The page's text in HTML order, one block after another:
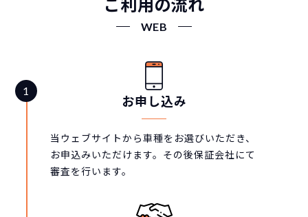
WEB
お申し込み
当ウェブサイトから車種をお選びいただき、
お申込みいただけます。その後保証会社にて
審査を行います。